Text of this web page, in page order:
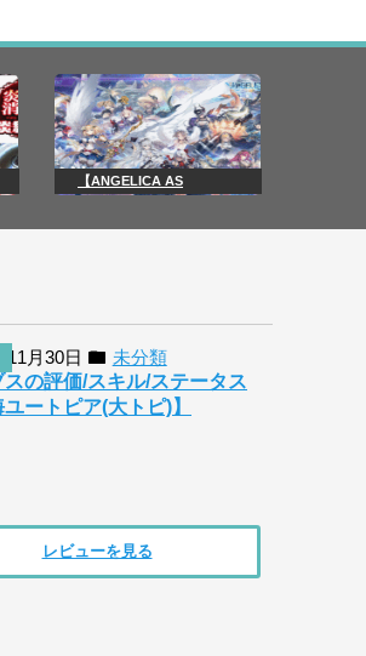
【ANGELICA AS
11月30日
未分類
スの評価/スキル/ステータス
ユートピア(大トピ)】
レビューを見る